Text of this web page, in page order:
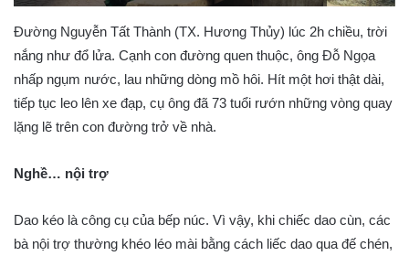
Đường Nguyễn Tất Thành (TX. Hương Thủy) lúc 2h chiều, trời
nắng như đổ lửa. Cạnh con đường quen thuộc, ông Đỗ Ngọa
nhấp ngụm nước, lau những dòng mồ hôi. Hít một hơi thật dài,
tiếp tục leo lên xe đạp, cụ ông đã 73 tuổi rướn những vòng quay
lặng lẽ trên con đường trở về nhà.
Nghề… nội trợ
Dao kéo là công cụ của bếp núc. Vì vậy, khi chiếc dao cùn, các
bà nội trợ thường khéo léo mài bằng cách liếc dao qua đế chén,